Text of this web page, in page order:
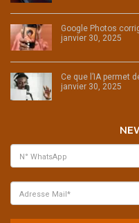
Google Photos
janvier 30, 2025
Ce que l’IA permet
janvier 30, 2025